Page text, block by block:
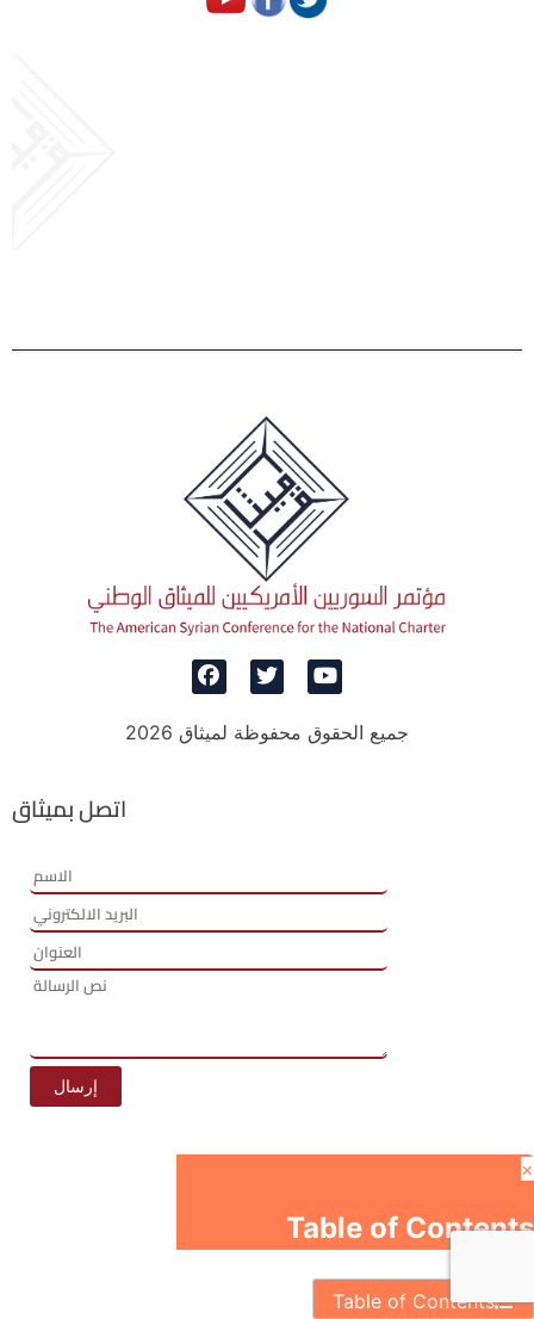
جميع الحقوق محفوظة لميثاق 2026
اتصل بميثاق
×
Table of Contents
Table of Contents